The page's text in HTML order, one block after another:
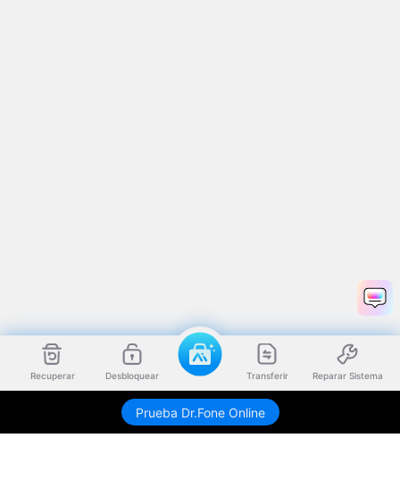
Recuperar Desbloquear Transferir Reparar Sistema
Prueba Dr.Fone Online